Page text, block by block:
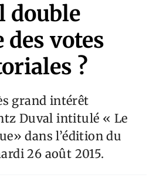
double
des votes
?
grand intérêt
Duval intitulé « Le
dans l’édition du
26 août 2015.